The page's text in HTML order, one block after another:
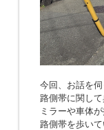
今回、お話を
路側帯に関し
ミラーや車体
路側帯を歩いて